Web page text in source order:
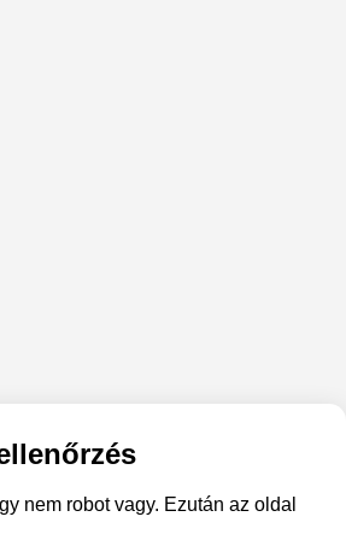
nem robot vagy. Ezután az oldal